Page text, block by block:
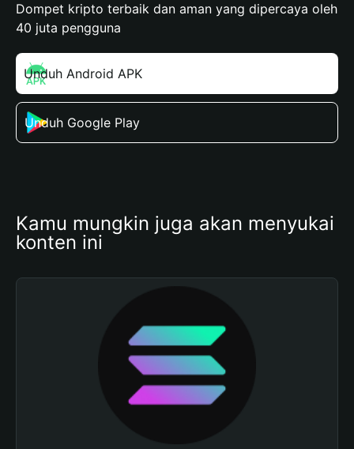
Dompet kripto terbaik dan aman yang dipercaya oleh
40 juta pengguna
Unduh Android APK
Unduh Google Play
Kamu mungkin juga akan menyukai
konten ini